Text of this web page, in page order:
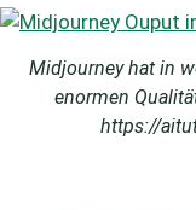
Midjourney hat in
enormen
https://